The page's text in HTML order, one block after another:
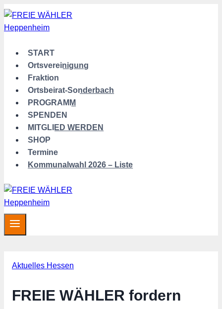
Zum
springen
START
Ortsvereinigung
Fraktion
Ortsbeirat-Sonderbach
PROGRAMM
SPENDEN
MITGLIED WERDEN
SHOP
Termine
Kommunalwahl 2026 – Liste
Aktuelles Hessen
FREIE WÄHLER fordern